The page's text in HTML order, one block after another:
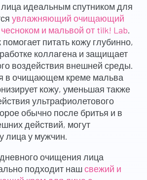
идеальным спутником для
увлажняющий очищающий
и мальвой от tilk! Lab.
питать кожу глубинно,
коллагена и защищает
воздействия внешней среды.
в очищающем креме мальва
кожу, уменьшая также
ультрафиолетового
обычно после бритья и в
действий, могут
лица у мужчин.
очищения лица
подходит нашсвежий и